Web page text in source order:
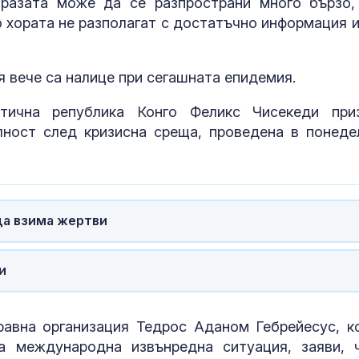
не разполагат с достатъчно информация
вече са налице при сегашната епидемия.
република Конго Феликс Чисекеди
след кризисна среща, проведена в
взима жертви
организация Тедрос Аданом Гебрейесус,
международна извънредна ситуация, заяви,